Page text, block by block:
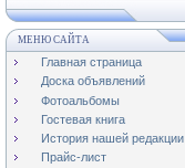
МЕНЮ САЙТА
Главная страница
Доска объявлений
Фотоальбомы
Гостевая книга
История нашей редакции
Прайс-лист